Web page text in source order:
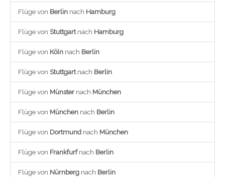
Flüge von Berlin nach Hamburg
Flüge von Stuttgartnach Hamburg
Flüge von Köln nach Berlin
Flüge von Stuttgartnach Berlin
Flüge von Münster nach München
Flüge von München nach Berlin
Flüge von Dortmund nach München
Flüge von Frankfurfnach Berlin
Flüge von Nürnberg nach Berlin